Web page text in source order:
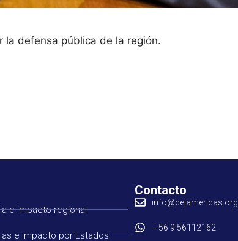
la defensa pública de la región.
e impacto regional
e impacto por Estados
Contacto
info@cejamericas.org
+ 56 9 56112162